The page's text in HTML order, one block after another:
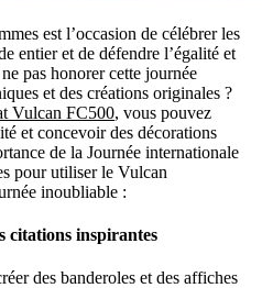
est l’occasion de célébrer les
entier et de défendre l’égalité et
pas honorer cette journée
et des créations originales ?
Vulcan FC500, vous pouvez
et concevoir des décorations
de la Journée internationale
pour utiliser le Vulcan
inoubliable :
citations inspirantes
des banderoles et des affiches